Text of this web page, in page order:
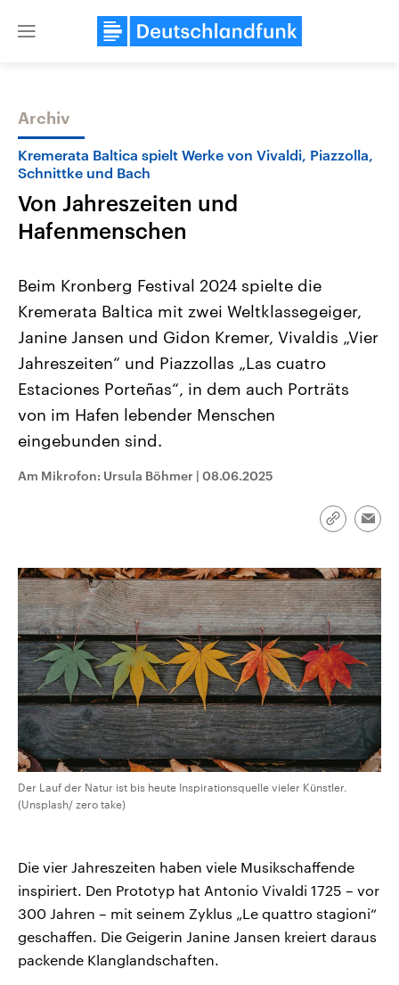
Close
Themen
Landtagswahl Sachsen-Anhalt
Alle Informationen
Sachsen-Anhalt wählt am 6.
September 2026 einen neuen
Landtag. Seit 2021 wird das
Bundesland von einer Koalition aus
CDU, SPD und FDP regiert.-
Umfragen, Prognosen,
Wahlprogramme, aktuelle Berichte
und Hintergründe zu den Parteien
und Kandidaten der anstehenden
Wahl.
USA
Hintergründe
gehören die Vereinigten
den mächtigsten Ländern
mit großem Einfluss auf
aktuelle Weltgeschehen.
Sendungen Programm
Archiv
Kremerata Baltica spielt Werke von Vivaldi, Piazzolla,
Schnittke und Bach
Von Jahreszeiten und
Hafenmenschen
Beim Kronberg Festival 2024 spielte die
Kremerata Baltica mit zwei Weltklassegeiger,
Janine Jansen und Gidon Kremer, Vivaldis „Vier
Jahreszeiten“ und Piazzollas „Las cuatro
Estaciones Porteñas“, in dem auch Porträts
von im Hafen lebender Menschen
eingebunden sind.
Am Mikrofon: Ursula Böhmer | 08.06.2025
Link
Der Lauf der Natur ist bis heute Inspirationsquelle vieler Künstler.
(Unsplash/ zero take)
Die vier Jahreszeiten haben viele Musikschaffende
inspiriert. Den Prototyp hat Antonio Vivaldi 1725 – vor
300 Jahren – mit seinem Zyklus „Le quattro stagioni“
geschaffen. Die Geigerin Janine Jansen kreiert daraus
packende Klanglandschaften.